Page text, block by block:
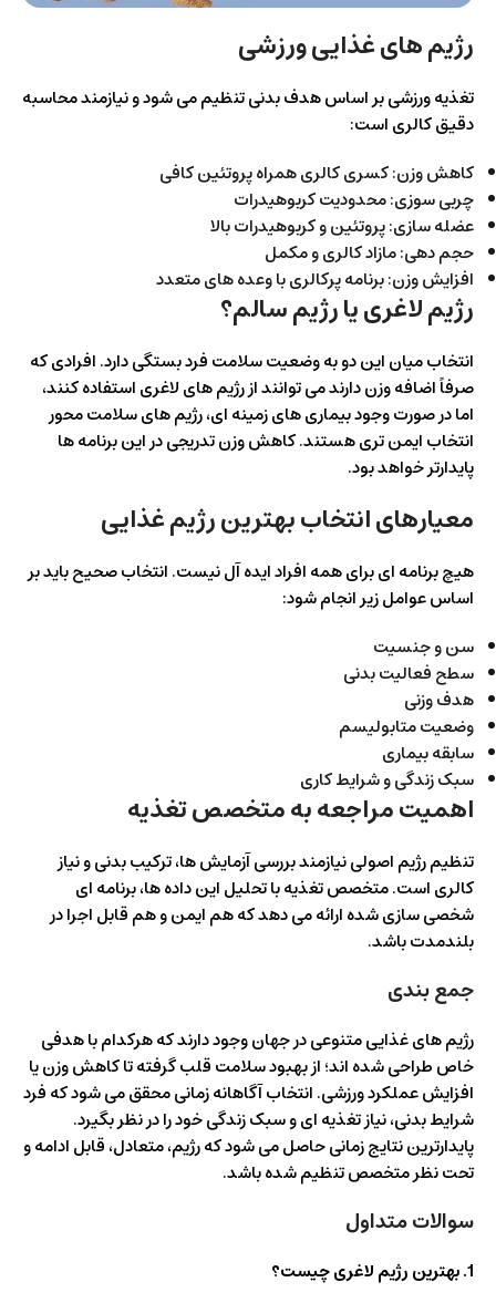
رژیم های غذایی ورزشی
تغذیه ورزشی بر اساس هدف بدنی تنظیم می شود و نیازمند محاسبه
دقیق کالری است:
کاهش وزن: کسری کالری همراه پروتئین کافی
چربی سوزی: محدودیت کربوهیدرات
عضله سازی: پروتئین و کربوهیدرات بالا
حجم دهی: مازاد کالری و مکمل
افزایش وزن: برنامه پرکالری با وعده های متعدد
رژیم لاغری یا رژیم سالم؟
انتخاب میان این دو به وضعیت سلامت فرد بستگی دارد. افرادی که
صرفاً اضافه وزن دارند می توانند از رژیم های لاغری استفاده کنند،
اما در صورت وجود بیماری های زمینه ای، رژیم های سلامت محور
انتخاب ایمن تری هستند. کاهش وزن تدریجی در این برنامه ها
پایدارتر خواهد بود.
معیارهای انتخاب بهترین رژیم غذایی
هیچ برنامه ای برای همه افراد ایده آل نیست. انتخاب صحیح باید بر
اساس عوامل زیر انجام شود:
سن و جنسیت
سطح فعالیت بدنی
هدف وزنی
وضعیت متابولیسم
سابقه بیماری
سبک زندگی و شرایط کاری
اهمیت مراجعه به متخصص تغذیه
تنظیم رژیم اصولی نیازمند بررسی آزمایش ها، ترکیب بدنی و نیاز
کالری است. متخصص تغذیه با تحلیل این داده ها، برنامه ای
شخصی سازی شده ارائه می دهد که هم ایمن و هم قابل اجرا در
بلندمدت باشد.
جمع بندی
رژیم های غذایی متنوعی در جهان وجود دارند که هرکدام با هدفی
خاص طراحی شده اند؛ از بهبود سلامت قلب گرفته تا کاهش وزن یا
افزایش عملکرد ورزشی. انتخاب آگاهانه زمانی محقق می شود که فرد
شرایط بدنی، نیاز تغذیه ای و سبک زندگی خود را در نظر بگیرد.
پایدارترین نتایج زمانی حاصل می شود که رژیم، متعادل، قابل ادامه و
تحت نظر متخصص تنظیم شده باشد.
سوالات متداول
1. بهترین رژیم لاغری چیست؟